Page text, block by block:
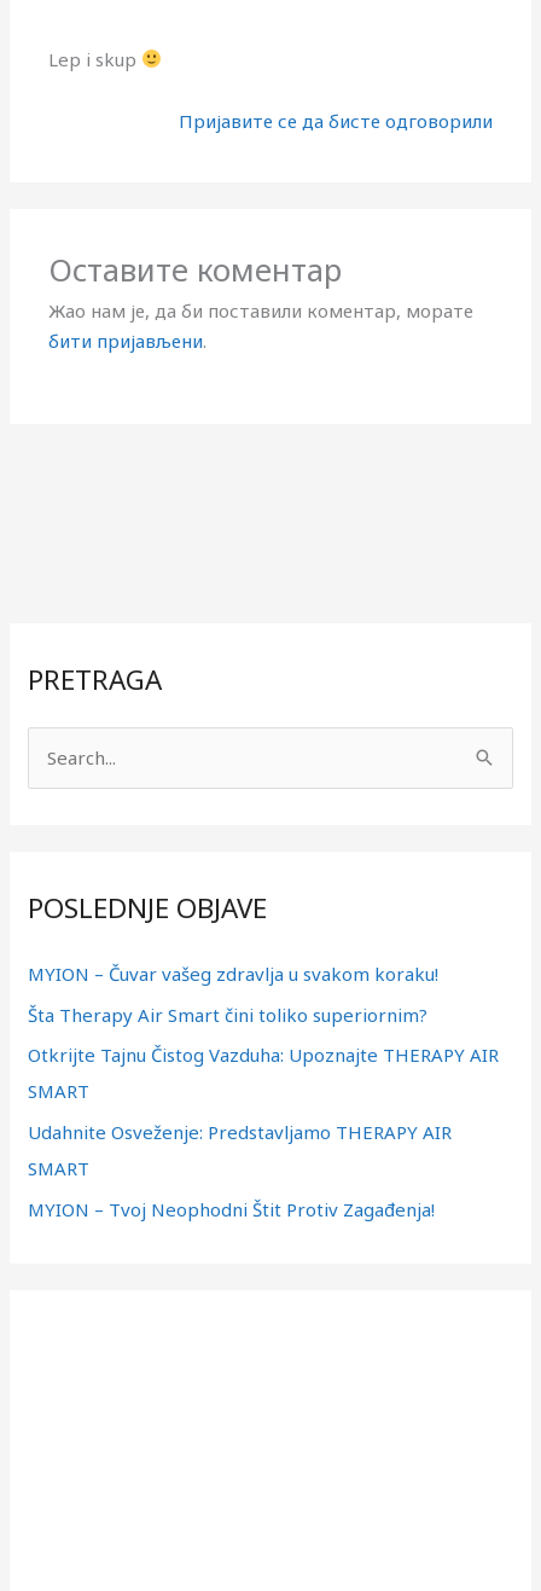
Lep i skup
Пријавите се да бисте одговорили
Оставите коментар
Жао нам је, да би поставили коментар, морате
бити пријављени.
PRETRAGA
р
г
а
з
а
:
POSLEDNJE OBJAVE
MYION – Čuvar vašeg zdravlja u svakom koraku!
Šta Therapy Air Smart čini toliko superiornim?
Otkrijte Tajnu Čistog Vazduha: Upoznajte THERAPY AIR
SMART
Udahnite Osveženje: Predstavljamo THERAPY AIR
SMART
MYION – Tvoj Neophodni Štit Protiv Zagađenja!